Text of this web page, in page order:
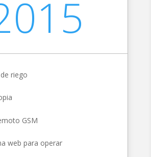
riego
GSM
web para operar